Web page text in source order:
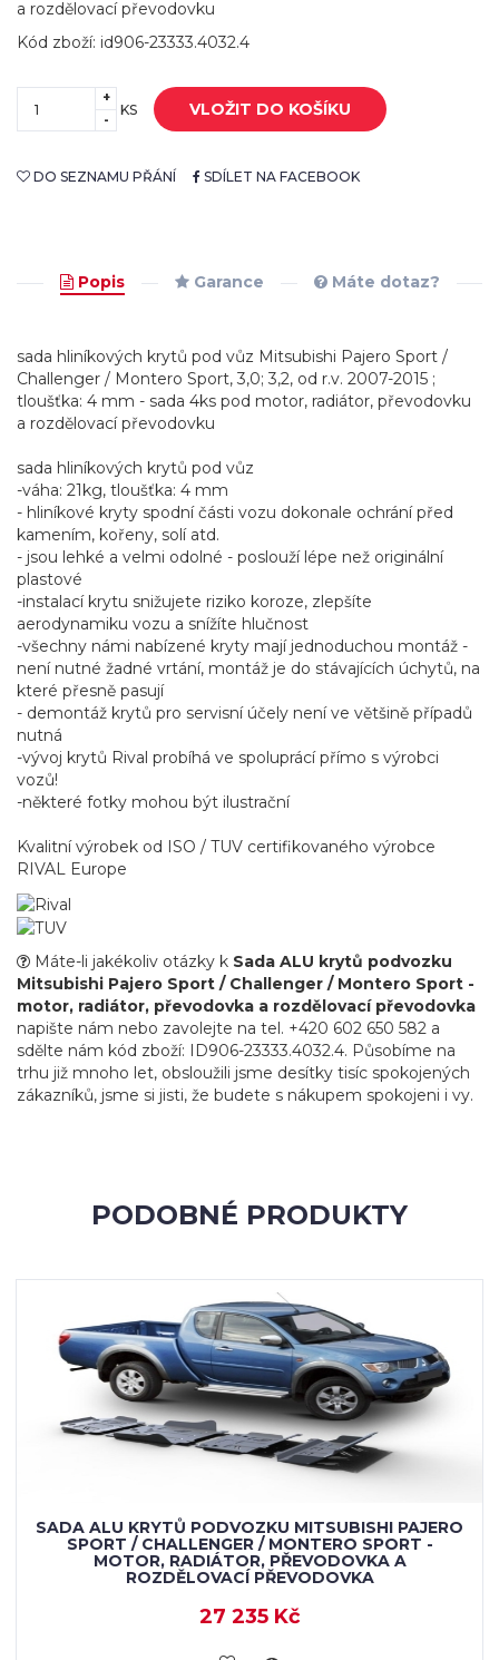
a rozdělovací převodovku
Kód zboží: id906-23333.4032.4
+
-
KS VLOŽIT DO KOŠÍKU
DO SEZNAMU PŘÁNÍ SDÍLET NA FACEBOOK
Popis Garance Máte dotaz?
sada hliníkových krytů pod vůz Mitsubishi Pajero Sport /
Challenger / Montero Sport, 3,0; 3,2, od r.v. 2007-2015 ;
tloušťka: 4 mm - sada 4ks pod motor, radiátor, převodovku
a rozdělovací převodovku
sada hliníkových krytů pod vůz
-váha: 21kg, tloušťka: 4 mm
- hliníkové kryty spodní části vozu dokonale ochrání před
kamením, kořeny, solí atd.
- jsou lehké a velmi odolné - poslouží lépe než originální
plastové
-instalací krytu snižujete riziko koroze, zlepšíte
aerodynamiku vozu a snížíte hlučnost
-všechny námi nabízené kryty mají jednoduchou montáž -
není nutné žadné vrtání, montáž je do stávajících úchytů, na
které přesně pasují
- demontáž krytů pro servisní účely není ve většině případů
nutná
-vývoj krytů Rival probíhá ve spoluprácí přímo s výrobci
vozů!
-některé fotky mohou být ilustrační
Kvalitní výrobek od ISO / TUV certifikovaného výrobce
RIVAL Europe
Máte-li jakékoliv otázky k Sada ALU krytů podvozku
Mitsubishi Pajero Sport / Challenger / Montero Sport -
motor, radiátor, převodovka a rozdělovací převodovka
napište nám nebo zavolejte na tel. +420 602 650 582 a
sdělte nám kód zboží: ID906-23333.4032.4. Působíme na
trhu již mnoho let, obsloužili jsme desítky tisíc spokojených
zákazníků, jsme si jisti, že budete s nákupem spokojeni i vy.
PODOBNÉ PRODUKTY
SADA ALU KRYTŮ PODVOZKU MITSUBISHI PAJERO
SPORT / CHALLENGER / MONTERO SPORT -
MOTOR, RADIÁTOR, PŘEVODOVKA A
ROZDĚLOVACÍ PŘEVODOVKA
27 235 Kč